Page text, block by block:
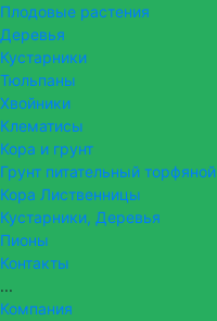
Плодовые растения
Деревья
Кустарники
Тюльпаны
Хвойники
Клематисы
Кора и грунт
Грунт питательный торфяной
Кора Лиственницы
Кустарники, Деревья
Пионы
Контакты
...
Компания